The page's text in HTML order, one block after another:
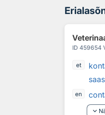
ID 459654
et
en
keyboard_arrow_down